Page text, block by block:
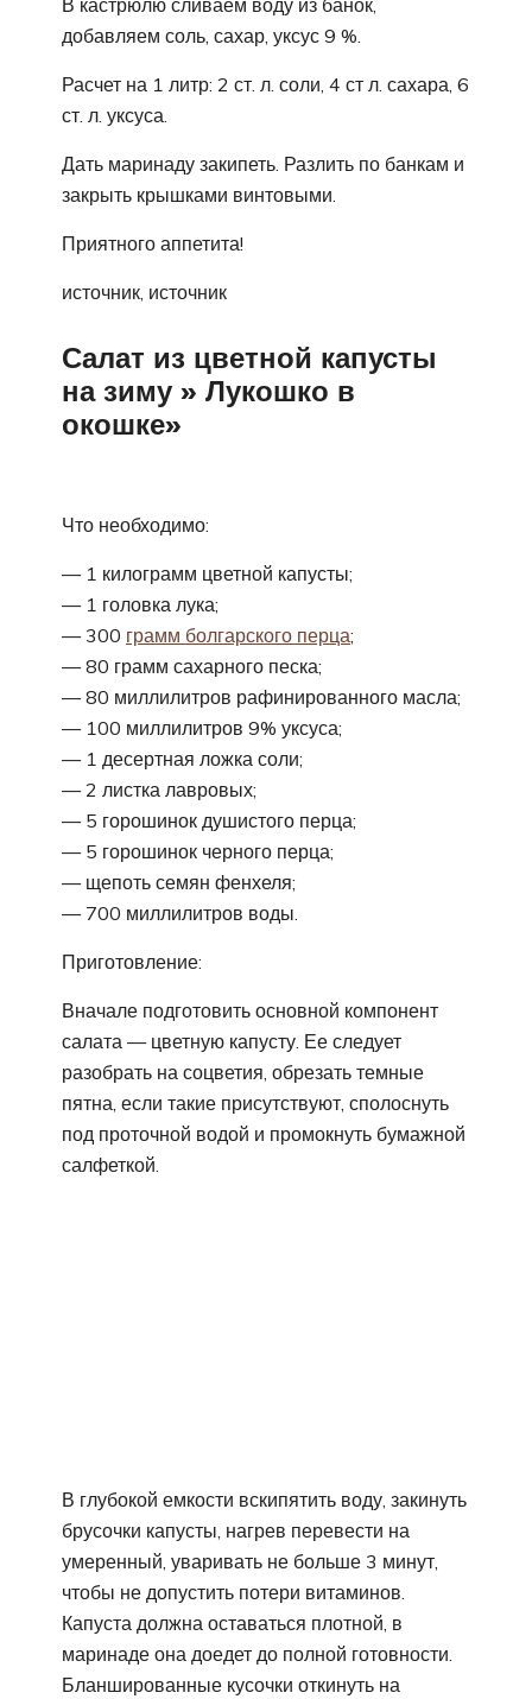
добавляем соль, сахар, уксус 9 %.
Расчет на 1 литр: 2 ст. л. соли, 4 ст л. сахара, 6
ст. л. уксуса.
Дать маринаду закипеть. Разлить по банкам и
закрыть крышками винтовыми.
Приятного аппетита!
источник, источник
Салат из цветной капусты
на зиму » Лукошко в
окошке»
Что необходимо:
— 1 килограмм цветной капусты;
— 1 головка лука;
— 300 грамм болгарского перца;
— 80 грамм сахарного песка;
— 80 миллилитров рафинированного масла;
— 100 миллилитров 9% уксуса;
— 1 десертная ложка соли;
— 2 листка лавровых;
— 5 горошинок душистого перца;
— 5 горошинок черного перца;
— щепоть семян фенхеля;
— 700 миллилитров воды.
Приготовление:
Вначале подготовить основной компонент
салата — цветную капусту. Ее следует
разобрать на соцветия, обрезать темные
пятна, если такие присутствуют, сполоснуть
под проточной водой и промокнуть бумажной
салфеткой.
В глубокой емкости вскипятить воду, закинуть
брусочки капусты, нагрев перевести на
умеренный, уваривать не больше 3 минут,
чтобы не допустить потери витаминов.
Капуста должна оставаться плотной, в
маринаде она доедет до полной готовности.
Бланшированные кусочки откинуть на